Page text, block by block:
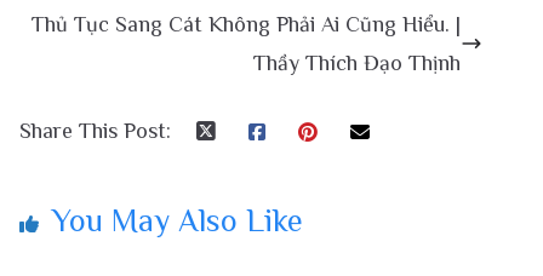
Thủ Tục Sang Cát Không Phải Ai Cũng Hiểu. |
Thầy Thích Đạo Thịnh
Share This Post:
You May Also Like